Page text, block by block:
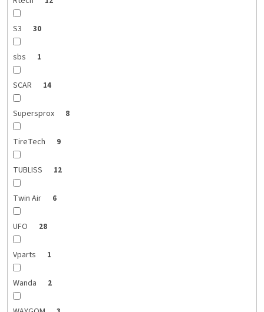
S3 30
sbs 1
SCAR 14
Supersprox 8
TireTech 9
TUBLISS 12
Twin Air 6
UFO 28
Vparts 1
Wanda 2